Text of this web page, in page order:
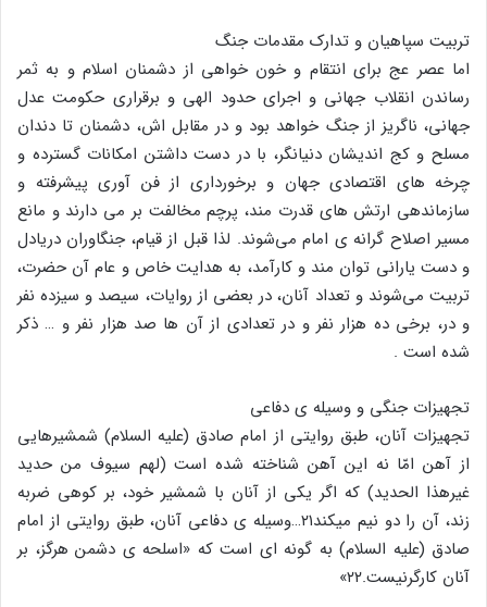
تربیت سپاهیان و تدارک مقدمات جنگ
اما عصر عج برای انتقام و خون خواهی از دشمنان اسلام و به ثمر
رساندن انقلاب جهانی و اجرای حدود الهی و برقراری حکومت عدل
جهانی، ناگریز از جنگ خواهد بود و در مقابل اش، دشمنان تا دندان
مسلح و کج اندیشان دنیانگر، با در دست داشتن امکانات گسترده و
چرخه های اقتصادی جهان و برخورداری از فن آوری پیشرفته و
سازماندهی ارتش های قدرت مند‌، پرچم مخالفت بر می دارند و مانع
مسیر اصلاح گرانه ی امام می‌شوند. لذا قبل از قیام، جنگاوران دریادل
و دست یارانی توان مند و کارآمد، به هدایت خاص و عام آن حضرت،
تربیت می‌شوند و تعداد آنان، در بعضی از روایات، سیصد و سیزده نفر
و در، برخی ده هزار نفر و در تعدادی از آن ها صد هزار نفر و … ذکر
شده است .
تجهیزات جنگی و وسیله ی دفاعی
تجهیزات آنان، طبق روایتی از امام صادق (علیه السلام) شمشیرهایی
از آهن امّا نه این آهن شناخته شده است (لهم سیوف من حدید
غیرهذا الحدید) که اگر یکی از آنان با شمشیر خود، بر کوهی ضربه
زند‌، آن را دو نیم میکند۲۱…وسیله ی دفاعی آنان، طبق روایتی از امام
صادق (علیه السلام) به گونه ای است که «اسلحه ی دشمن هرگز، بر
آنان کارگرنیست.۲۲»